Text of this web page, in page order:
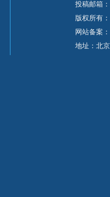
投稿邮箱：
版权所有
网站备案：
地址：北